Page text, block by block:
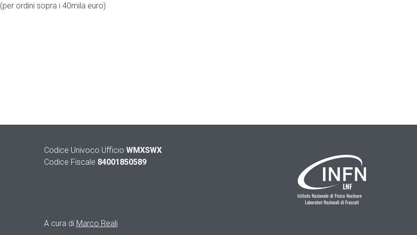
(per ordini sopra i 40mila euro)
Codice Univoco Ufficio WMXSWX
Codice Fiscale 84001850589
A cura di Marco Reali